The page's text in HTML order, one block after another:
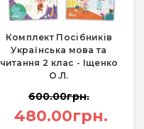
Комплект Посібників
Українська мова та
читання 2 клас - Іщенко
О.Л.
600.00грн.
480.00грн.